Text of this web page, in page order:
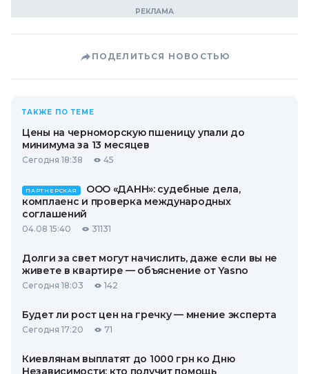
ПОДЕЛИТЬСЯ НОВОСТЬЮ
ТАКЖЕ ПО ТЕМЕ
Цены на черноморскую пшеницу упали до
минимума за 13 месяцев
Сегодня 18:38 45
ПАРТНЕРСКАЯ
ООО «ДАНН»: судебные дела,
комплаенс и проверка международных
соглашений
04.08 15:40 31131
Долги за свет могут начислить, даже если вы не
живете в квартире — объяснение от Yasno
Сегодня 18:03 142
Будет ли рост цен на гречку — мнение эксперта
Сегодня 17:20 71
Киевлянам выплатят до 1000 грн ко Дню
Независимости: кто получит помощь